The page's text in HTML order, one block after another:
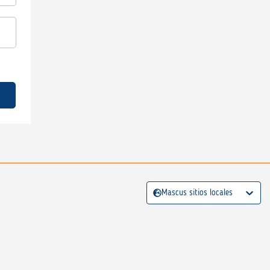
Mascus sitios locales